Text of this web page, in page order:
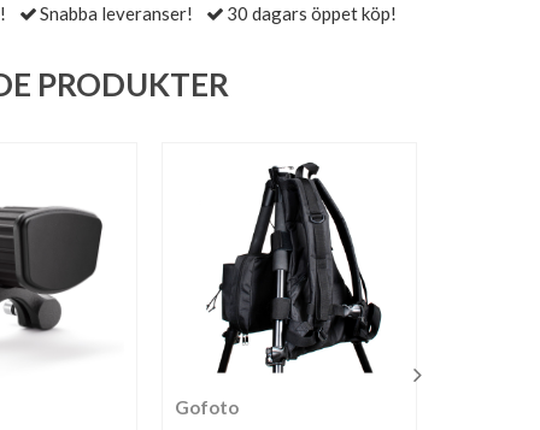
Snabba leveranser! 30 dagars öppet köp!
PRODUKTER
Gofoto